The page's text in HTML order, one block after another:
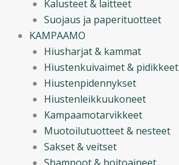
Kalusteet & laitteet
Suojaus ja paperituotteet
KAMPAAMO
Hiusharjat & kammat
Hiustenkuivaimet & pidikkeet
Hiustenpidennykset
Hiustenleikkuukoneet
Kampaamotarvikkeet
Muotoilutuotteet & nesteet
Sakset & veitset